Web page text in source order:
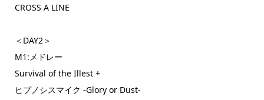
CROSS A LINE
＜DAY2＞
M1:メドレー
Survival of the Illest +
ヒプノシスマイク -Glory or Dust-